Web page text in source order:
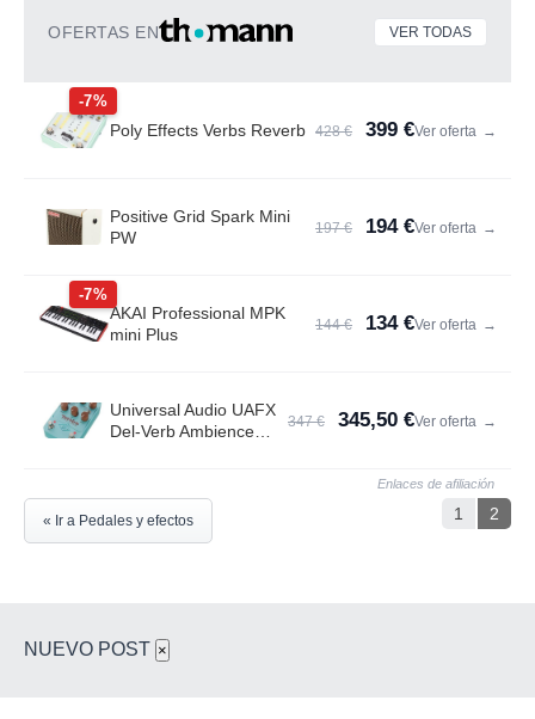
OFERTAS EN VER TODAS
-7%
Poly Effects Verbs Reverb 428 € 399 €Ver oferta →
Positive Grid Spark Mini
PW
197 € 194 €Ver oferta →
-7%
AKAI Professional MPK
mini Plus
144 € 134 €Ver oferta →
Universal Audio UAFX
Del-Verb Ambience
347 € 345,50 €Ver oferta →
Enlaces de afiliación
1 2
« Ir a Pedales y efectos
NUEVO POST ×